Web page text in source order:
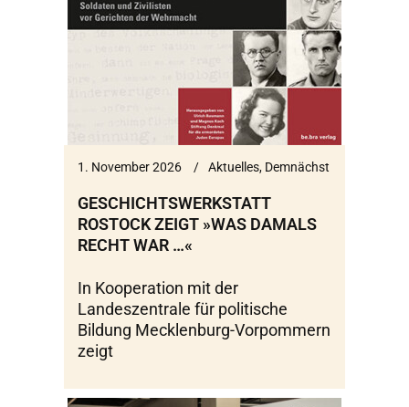
1. November 2026 Aktuelles, Demnächst
GESCHICHTSWERKSTATT
ROSTOCK ZEIGT »WAS DAMALS
RECHT WAR …«
In Kooperation mit der
Landeszentrale für politische
Bildung Mecklenburg-Vorpommern
zeigt